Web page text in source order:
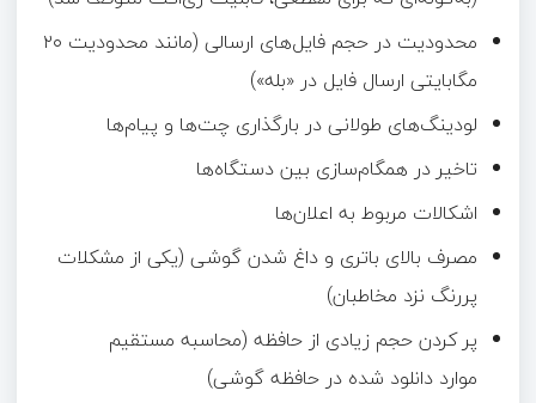
محدودیت در حجم فایل‌های ارسالی (مانند محدودیت ۲۰
مگابایتی ارسال فایل در «بله»)
لودینگ‌های طولانی در بارگذاری چت‌ها و پیام‌ها
تاخیر در همگام‌سازی بین دستگاه‌ها
اشکالات مربوط به اعلان‌ها
مصرف بالای باتری و داغ شدن گوشی (یکی از مشکلات
پررنگ نزد مخاطبان)
پر کردن حجم زیادی از حافظه (محاسبه مستقیم
موارد دانلود شده در حافظه گوشی)